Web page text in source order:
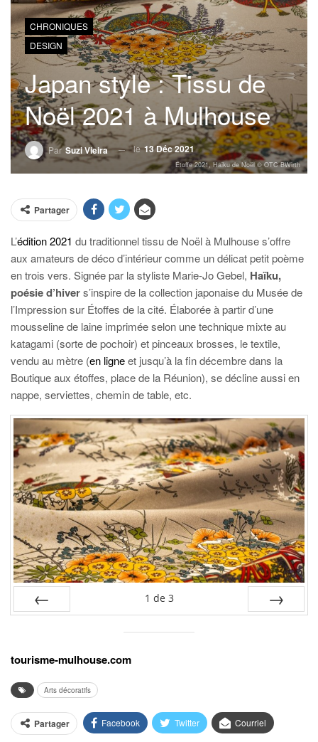
CHRONIQUES
DESIGN
Japan style : Tissu de
Noël 2021 à Mulhouse
ParSuzi Vieira le13 Déc 2021
Étoffe 2021, Haiku de Noël © OTC BWirth
Partager
L’édition 2021 du traditionnel tissu de Noël à Mulhouse s’offre
aux amateurs de déco d’intérieur comme un délicat petit poème
en trois vers. Signée par la styliste Marie-Jo Gebel, Haïku,
poésie d’hivers’inspire de la collection japonaise du Musée de
l’Impression sur Étoffes de la cité. Élaborée à partir d’une
mousseline de laine imprimée selon une technique mixte au
katagami (sorte de pochoir) et pinceaux brosses, le textile,
vendu au mètre (en ligneet jusqu’à la fin décembre dans la
Boutique aux étoffes, place de la Réunion), se décline aussi en
nappe, serviettes, chemin de table, etc.
1 de 3
tourisme-mulhouse.com
Arts décoratifs
Partager Facebook Twitter Courriel